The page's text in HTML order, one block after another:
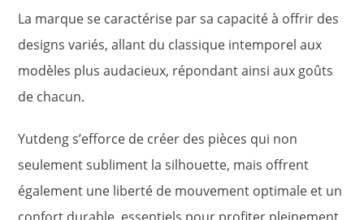
La marque se caractérise par sa capacité à offrir des
designs variés, allant du classique intemporel aux
modèles plus audacieux, répondant ainsi aux goûts
de chacun.
Yutdeng s’efforce de créer des pièces qui non
seulement subliment la silhouette, mais offrent
également une liberté de mouvement optimale et un
confort durable, essentiels pour profiter pleinement